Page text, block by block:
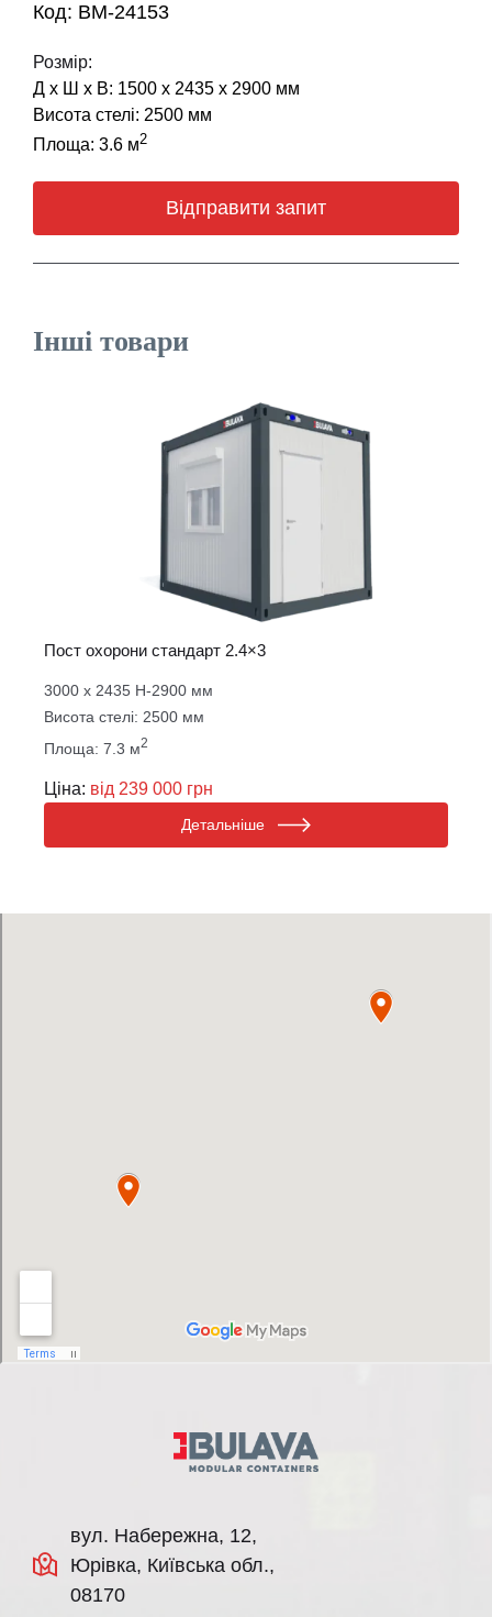
Код: BM-24153
Розмір:
Д х Ш х В: 1500 х 2435 х 2900 мм
Висота стелі: 2500 мм
Площа: 3.6 м2
Відправити запит
Інші товари
Пост охорони стандарт 2.4×3
3000 х 2435 Н-2900 мм
Висота стелі: 2500 мм
Площа: 7.3 м2
Ціна: від 239 000 грн
Детальніше
вул. Набережна, 12,
Юрівка, Київська обл.,
08170